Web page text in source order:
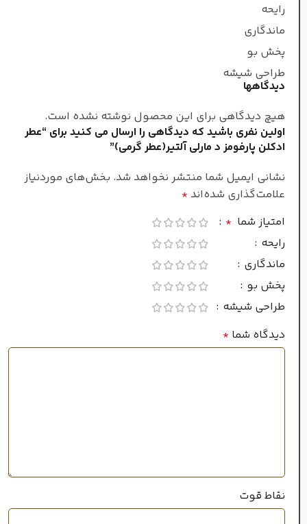
جنسیت مردانه
غلظت
فصل
ماندگاری
حجم ۲۰میل
رایحه
ماندگاری
پخش بو
طراحی شیشه
دیدگاهها
هیچ دیدگاهی برای این محصول نوشته نشده است.
اولین نفری باشید که دیدگاهی را ارسال می کنید برای “عطر
ادکلن پارفومز د مارلی آلتیر(عطر گرمی)”
نشانی ایمیل شما منتشر نخواهد شد. بخش‌های موردنیاز
علامت‌گذاری شده‌اند *
امتیاز شما *
رایحه
ماندگاری
پخش بو
طراحی شیشه
دیدگاه شما *
نقاط قوت